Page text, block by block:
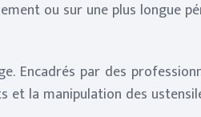
ou sur une plus longue
Encadrés par des
la manipulation des